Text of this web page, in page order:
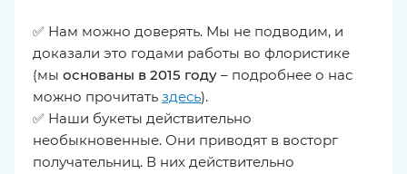
✅ Нам можно доверять. Мы не подводим, и
доказали это годами работы во флористике
(мы основаны в 2015 году – подробнее о нас
можно прочитать здесь).
✅ Наши букеты действительно
необыкновенные. Они приводят в восторг
получательниц. В них действительно